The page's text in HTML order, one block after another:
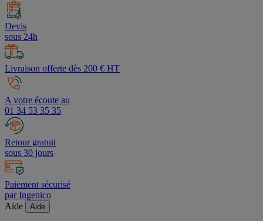
Devis
sous 24h
Livraison offerte dès 200 € HT
A votre écoute au
01 34 53 35 35
Retour gratuit
sous 30 jours
Paiement sécurisé
par Ingenico
Aide
Aide